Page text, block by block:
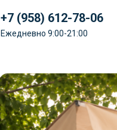
+7 (958) 612-78-06
Ежедневно 9:00-21:00